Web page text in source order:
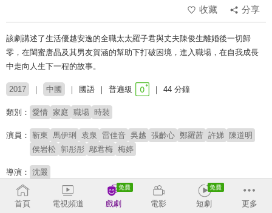
收藏
分享
該劇講述了生活優越安逸的全職太太羅子君與丈夫陳俊生離婚後一切歸
零，在閨蜜唐晶及其男友賀涵的幫助下打破困境，進入職場，在自我成長
中走向人生下一程的故事。
2017 中國 國語 普遍級 44 分鐘
類別： 愛情 家庭 職場 時裝
演員： 靳東 馬伊琍 袁泉 雷佳音 吳越 張齡心 鄭羅茜 許娣 陳道明
侯岩松 郭彤彤 鄔君梅 梅婷
導演： 沈嚴
原著：
亦舒《我的前半生》
首頁
電視頻道 戲劇 電影 短劇 更多